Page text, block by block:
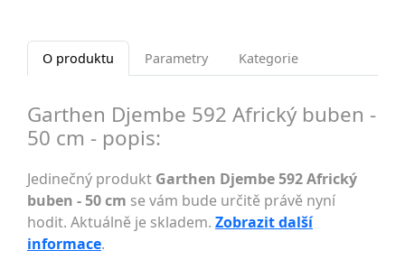
O produktu Parametry Kategorie
Garthen Djembe 592 Africký buben -
50 cm - popis:
Jedinečný produkt Garthen Djembe 592 Africký
buben - 50 cm se vám bude určitě právě nyní
hodit. Aktuálně je skladem. Zobrazit další
informace.